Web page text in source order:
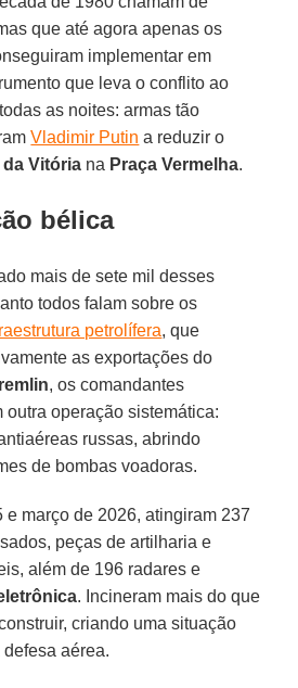
que até agora apenas os
implementar em
que leva o conflito ao
todas as noites: armas tão
Vladimir Putin a reduzir o
da Vitória na Praça Vermelha.
bélica
mais de sete mil desses
todos falam sobre os
petrolífera, que
as exportações do
, os comandantes
outra operação sistemática:
russas, abrindo
de bombas voadoras.
e março de 2026, atingiram 237
peças de artilharia e
além de 196 radares e
. Incineram mais do que
criando uma situação
aérea.